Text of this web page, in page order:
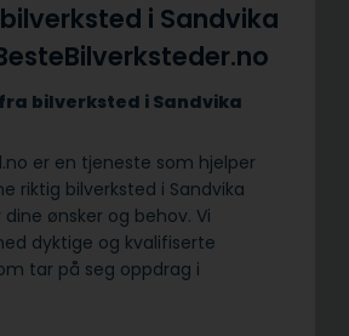
i Sandvika
bilverksted i Sandvika
er en tjeneste som hjelper
riktig bilverksted i Sandvika
ønsker og behov. Vi
dyktige og kvalifiserte
tar på seg oppdrag i